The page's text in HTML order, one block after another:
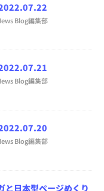
2022.07.22
Blog編集部
2022.07.21
Blog編集部
2022.07.20
Blog編集部
と日本型ページめくり